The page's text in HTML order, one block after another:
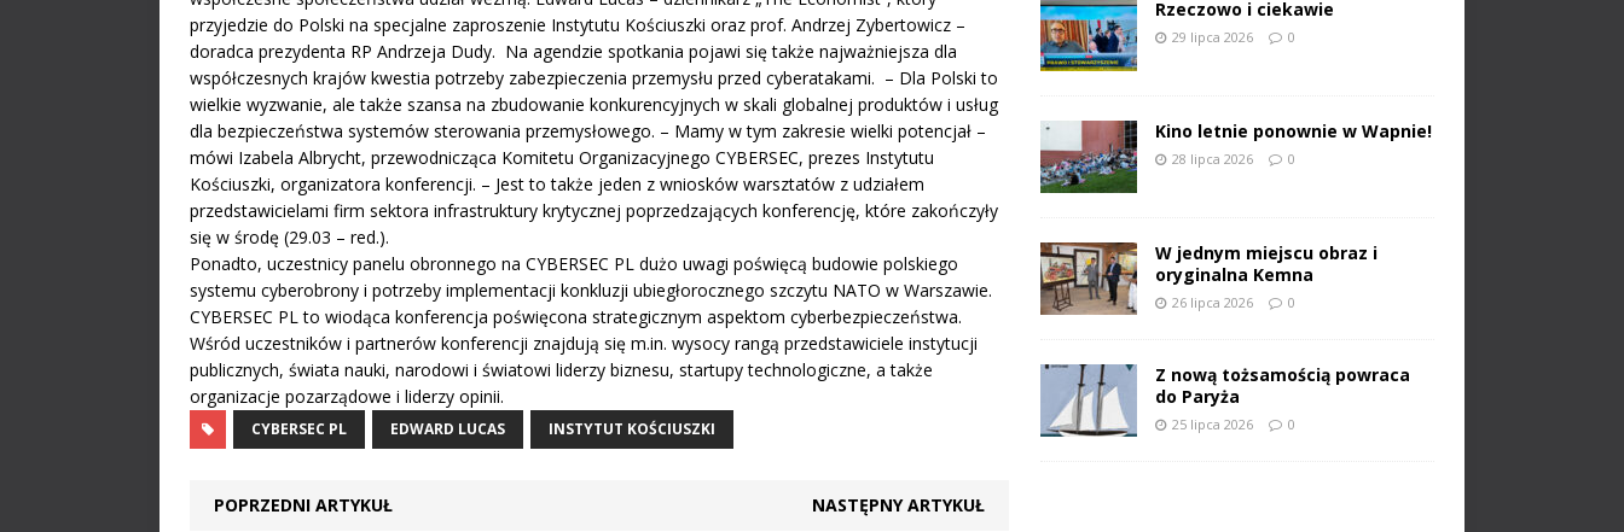
przyjedzie do Polski na specjalne zaproszenie Instytutu Kościuszki oraz prof. Andrzej Zybertowicz –
doradca prezydenta RP Andrzeja Dudy. Na agendzie spotkania pojawi się także najważniejsza dla
współczesnych krajów kwestia potrzeby zabezpieczenia przemysłu przed cyberatakami. – Dla Polski to
wielkie wyzwanie, ale także szansa na zbudowanie konkurencyjnych w skali globalnej produktów i usług
dla bezpieczeństwa systemów sterowania przemysłowego. – Mamy w tym zakresie wielki potencjał –
mówi Izabela Albrycht, przewodnicząca Komitetu Organizacyjnego CYBERSEC, prezes Instytutu
Kościuszki, organizatora konferencji. – Jest to także jeden z wniosków warsztatów z udziałem
przedstawicielami firm sektora infrastruktury krytycznej poprzedzających konferencję, które zakończyły
się w środę (29.03 – red.).
Ponadto, uczestnicy panelu obronnego na CYBERSEC PL dużo uwagi poświęcą budowie polskiego
systemu cyberobrony i potrzeby implementacji konkluzji ubiegłorocznego szczytu NATO w Warszawie.
CYBERSEC PL to wiodąca konferencja poświęcona strategicznym aspektom cyberbezpieczeństwa.
Wśród uczestników i partnerów konferencji znajdują się m.in. wysocy rangą przedstawiciele instytucji
publicznych, świata nauki, narodowi i światowi liderzy biznesu, startupy technologiczne, a także
organizacje pozarządowe i liderzy opinii.
CYBERSEC PL EDWARD LUCAS INSTYTUT KOŚCIUSZKI
POPRZEDNI ARTYKUŁ NASTĘPNY ARTYKUŁ
Rzeczowo i ciekawie
29 lipca 2026 0
Kino letnie ponownie w Wapnie!
28 lipca 2026 0
W jednym miejscu obraz i
oryginalna Kemna
26 lipca 2026 0
Z nową tożsamością powraca
do Paryża
25 lipca 2026 0